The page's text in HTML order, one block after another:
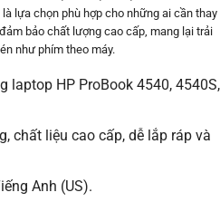
lựa chọn phù hợp cho những ai cần thay
bảo chất lượng cao cấp, mang lại trải
như phím theo máy.
laptop HP ProBook 4540, 4540S,
chất liệu cao cấp, dễ lắp ráp và
Anh (US).